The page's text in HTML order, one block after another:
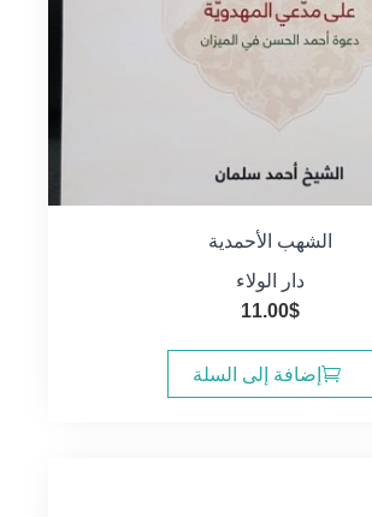
الشهب الأحمدية
دار الولاء
11.00$
إضافة إلى السلة